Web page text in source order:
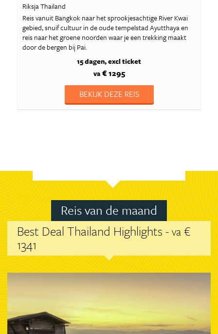
Riksja Thailand
Reis vanuit Bangkok naar het sprookjesachtige River Kwai
gebied, snuif cultuur in de oude tempelstad Ayutthaya en
reis naar het groene noorden waar je een trekking maakt
door de bergen bij Pai.
15 dagen excl ticket
va€ 1295
BEKIJK DEZE REIS
Reis van de maand
Best Deal Thailand Highlights -va €
1341